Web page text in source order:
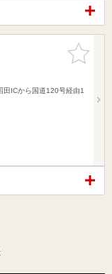
お気に入
りに追加
田ICから国道120号経由1